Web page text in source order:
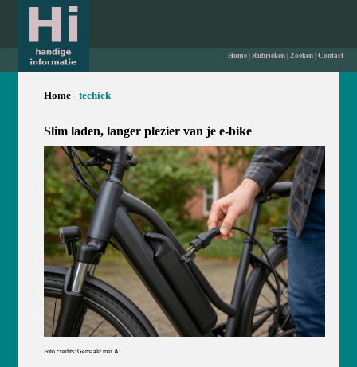
Home| Rubrieken| Zoeken| Contact
Home - techiek
Slim laden, langer plezier van je e-bike
Foto credits: Gemaakt met AI